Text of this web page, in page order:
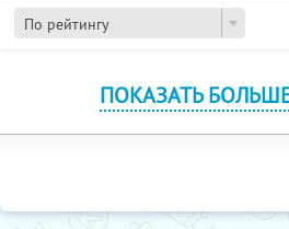
По рейтингу
ПОКАЗАТЬ